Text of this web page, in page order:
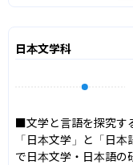
日本文学科
■文学と言語を探究す
「日本文学」と「日
で日本文学・日本語の